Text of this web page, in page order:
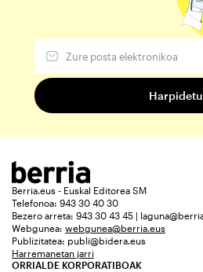
Berria.eus - Euskal Editorea SM
Telefonoa: 943 30 40 30
Bezero arreta: 943 30 43 45 |
Webgunea: webgunea@berria.eus
Publizitatea: publi@bidera.eus
Harremanetan jarri
ORRIALDE KORPORATIBOAK